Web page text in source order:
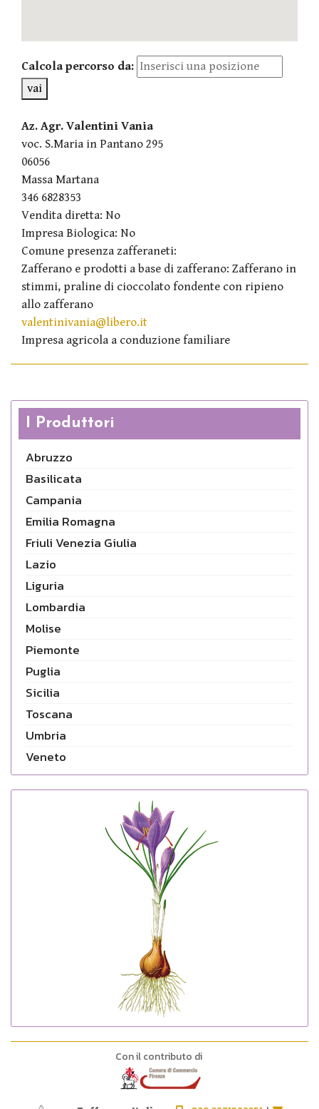
I Produttori
Abruzzo
Basilicata
Campania
Emilia Romagna
Friuli Venezia Giulia
Lazio
Liguria
Lombardia
Molise
Piemonte
Puglia
Sicilia
Toscana
Umbria
Veneto
Calcola percorso da:
vai
Az. Agr. Valentini Vania
voc. S.Maria in Pantano 295
06056
Massa Martana
346 6828353
Vendita diretta: No
Impresa Biologica: No
Comune presenza zafferaneti:
Zafferano e prodotti a base di zafferano: Zafferano in
stimmi, praline di cioccolato fondente con ripieno
allo zafferano
valentinivania@libero.it
Impresa agricola a conduzione familiare
Con il contributo di